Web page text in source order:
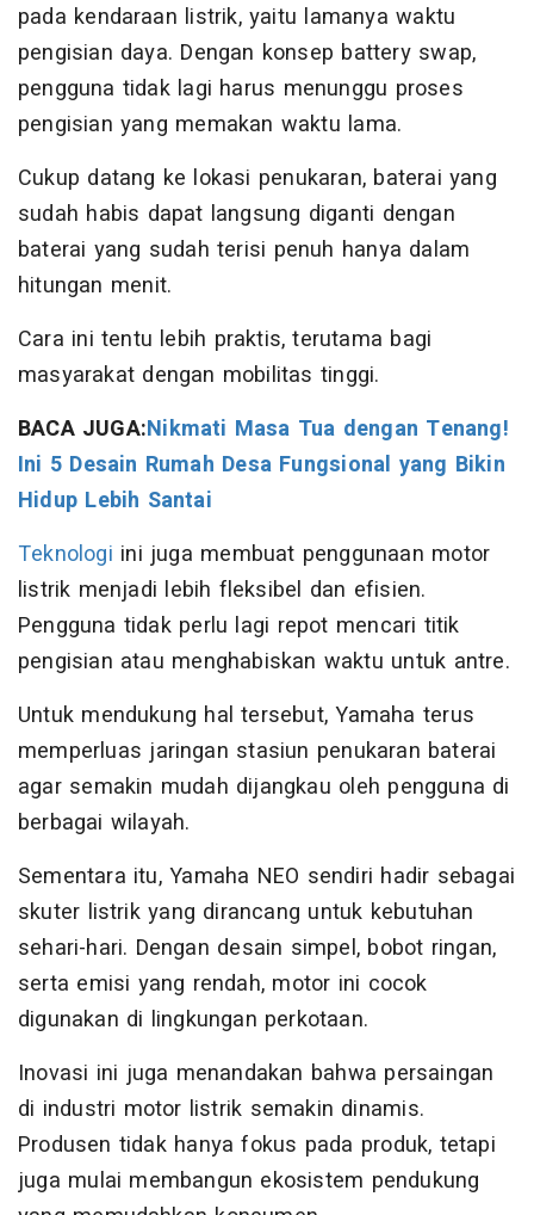
pada kendaraan listrik, yaitu lamanya waktu
pengisian daya. Dengan konsep battery swap,
pengguna tidak lagi harus menunggu proses
pengisian yang memakan waktu lama.
Cukup datang ke lokasi penukaran, baterai yang
sudah habis dapat langsung diganti dengan
baterai yang sudah terisi penuh hanya dalam
hitungan menit.
Cara ini tentu lebih praktis, terutama bagi
masyarakat dengan mobilitas tinggi.
BACA JUGA:Nikmati Masa Tua dengan Tenang!
Ini 5 Desain Rumah Desa Fungsional yang Bikin
Hidup Lebih Santai
Teknologi ini juga membuat penggunaan motor
listrik menjadi lebih fleksibel dan efisien.
Pengguna tidak perlu lagi repot mencari titik
pengisian atau menghabiskan waktu untuk antre.
Untuk mendukung hal tersebut, Yamaha terus
memperluas jaringan stasiun penukaran baterai
agar semakin mudah dijangkau oleh pengguna di
berbagai wilayah.
Sementara itu, Yamaha NEO sendiri hadir sebagai
skuter listrik yang dirancang untuk kebutuhan
sehari-hari. Dengan desain simpel, bobot ringan,
serta emisi yang rendah, motor ini cocok
digunakan di lingkungan perkotaan.
Inovasi ini juga menandakan bahwa persaingan
di industri motor listrik semakin dinamis.
Produsen tidak hanya fokus pada produk, tetapi
juga mulai membangun ekosistem pendukung